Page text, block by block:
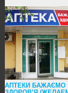
АПТЕКИ БАЖАЄМО